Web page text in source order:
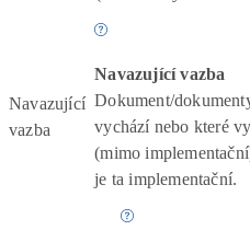
Navazující
vazba
Navazující vazba
Dokument/
vychází nebo které
(mimo
je ta implementační.